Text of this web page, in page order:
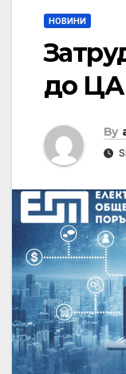
НОВИНИ
до
By